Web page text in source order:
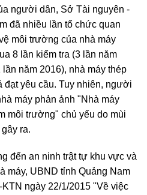
người dân, Sở Tài nguyên -
đã nhiều lần tổ chức quan
môi trường của nhà máy
8 lần kiểm tra (3 lần năm
năm 2016), nhà máy thép
đạt yêu cầu. Tuy nhiên, người
máy phản ảnh "Nhà máy
môi trường" chủ yếu do mùi
ra.
đến an ninh trật tự khu vực và
máy, UBND tỉnh Quảng Nam
ngày 22/1/2015 "Về việc